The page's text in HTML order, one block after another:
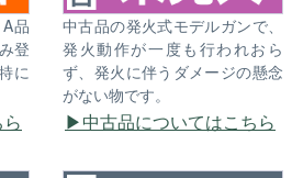
品
登
に
中古品の発火式モデルガンで、
発火動作が一度も行われおら
ず、発火に伴うダメージの懸念
がない物です。
中古品についてはこちら